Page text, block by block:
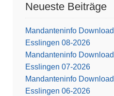
Neueste Beiträge
Mandanteninfo
Esslingen 08-2026
Mandanteninfo
Esslingen 07-2026
Mandanteninfo
Esslingen 06-2026